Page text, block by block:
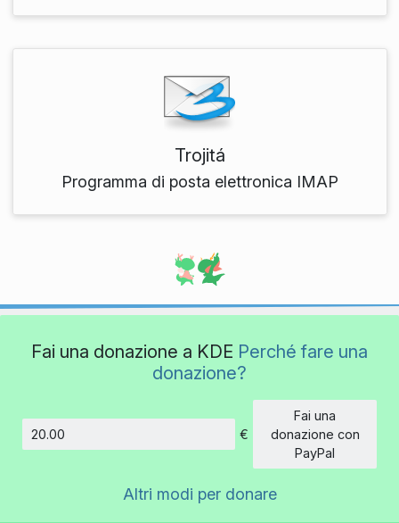
Trojitá
Programma di posta elettronica IMAP
Fai una donazione a KDE Perché fare una
donazione?
Importo
€
Fai una
donazione con
PayPal
Altri modi per donare